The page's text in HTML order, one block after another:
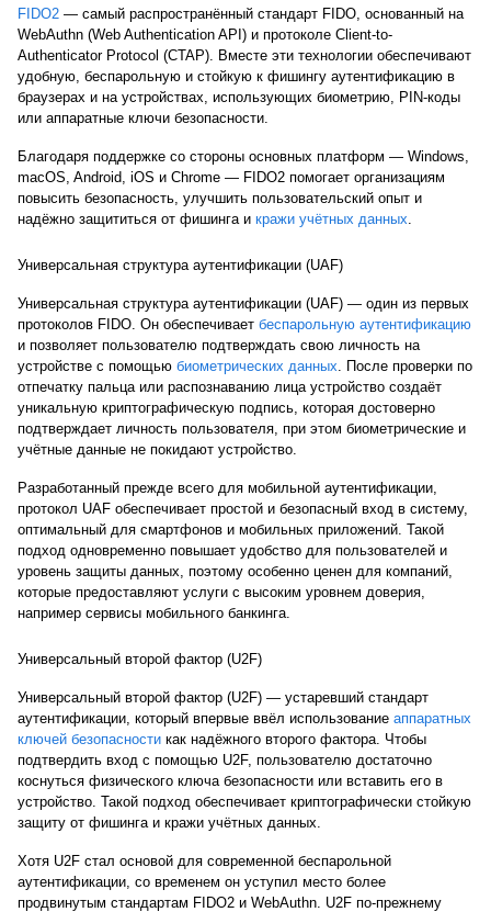
FIDO2 — самый распространённый стандарт FIDO, основанный на
WebAuthn (Web Authentication API) и протоколе Client-to-
Authenticator Protocol (CTAP). Вместе эти технологии обеспечивают
удобную, беспарольную и стойкую к фишингу аутентификацию в
браузерах и на устройствах, использующих биометрию, PIN-коды
или аппаратные ключи безопасности.
Благодаря поддержке со стороны основных платформ — Windows,
macOS, Android, iOS и Chrome — FIDO2 помогает организациям
повысить безопасность, улучшить пользовательский опыт и
надёжно защититься от фишинга и кражи учётных данных.
Универсальная структура аутентификации (UAF)
Универсальная структура аутентификации (UAF) — один из первых
протоколов FIDO. Он обеспечивает беспарольную аутентификацию
и позволяет пользователю подтверждать свою личность на
устройстве с помощью биометрических данных. После проверки по
отпечатку пальца или распознаванию лица устройство создаёт
уникальную криптографическую подпись, которая достоверно
подтверждает личность пользователя, при этом биометрические и
учётные данные не покидают устройство.
Разработанный прежде всего для мобильной аутентификации,
протокол UAF обеспечивает простой и безопасный вход в систему,
оптимальный для смартфонов и мобильных приложений. Такой
подход одновременно повышает удобство для пользователей и
уровень защиты данных, поэтому особенно ценен для компаний,
которые предоставляют услуги с высоким уровнем доверия,
например сервисы мобильного банкинга.
Универсальный второй фактор (U2F)
Универсальный второй фактор (U2F) — устаревший стандарт
аутентификации, который впервые ввёл использование аппаратных
ключей безопасности как надёжного второго фактора. Чтобы
подтвердить вход с помощью U2F, пользователю достаточно
коснуться физического ключа безопасности или вставить его в
устройство. Такой подход обеспечивает криптографически стойкую
защиту от фишинга и кражи учётных данных.
Хотя U2F стал основой для современной беспарольной
аутентификации, со временем он уступил место более
продвинутым стандартам FIDO2 и WebAuthn. U2F по-прежнему